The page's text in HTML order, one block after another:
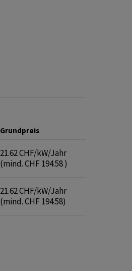
Grundpreis
21.62 CHF/kW/Jahr
(mind. CHF 194.58 )
21.62 CHF/kW/Jahr
(mind. CHF 194.58)